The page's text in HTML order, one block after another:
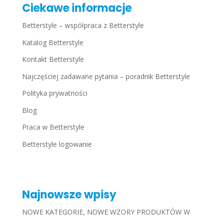
Ciekawe informacje
Betterstyle – współpraca z Betterstyle
Katalog Betterstyle
Kontakt Betterstyle
Najczęściej zadawane pytania – poradnik Betterstyle
Polityka prywatności
Blog
Praca w Betterstyle
Betterstyle logowanie
Najnowsze wpisy
NOWE KATEGORIE, NOWE WZORY PRODUKTÓW W